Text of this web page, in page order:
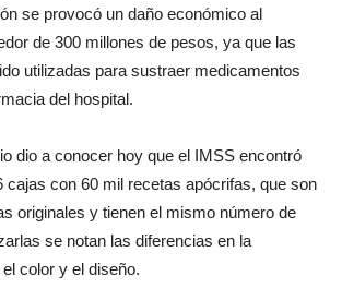
se provocó un daño económico al
de 300 millones de pesos, ya que las
utilizadas para sustraer medicamentos
del hospital.
dio a conocer hoy que el IMSS encontró
cajas con 60 mil recetas apócrifas, que son
originales y tienen el mismo número de
se notan las diferencias en la
color y el diseño.